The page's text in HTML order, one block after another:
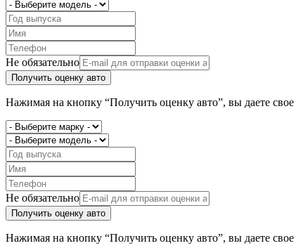
Не обязательно
Получить оценку авто
Нажимая на кнопку “Получить оценку авто”, вы даете свое
Не обязательно
Получить оценку авто
Нажимая на кнопку “Получить оценку авто”, вы даете свое